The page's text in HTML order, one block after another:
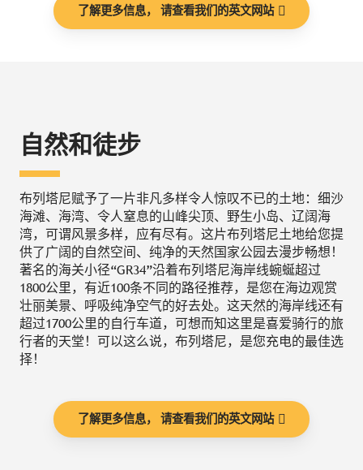
了解更多信息， 请查看我们的英文网站
自然和徒步
布列塔尼赋予了一片非凡多样令人惊叹不已的土地：细沙
海滩、海湾、令人窒息的山峰尖顶、野生小岛、辽阔海
湾，可谓风景多样，应有尽有。这片布列塔尼土地给您提
供了广阔的自然空间、纯净的天然国家公园去漫步畅想！
著名的海关小径“GR34”沿着布列塔尼海岸线蜿蜒超过
1800公里，有近100条不同的路径推荐，是您在海边观赏
壮丽美景、呼吸纯净空气的好去处。这天然的海岸线还有
超过1700公里的自行车道，可想而知这里是喜爱骑行的旅
行者的天堂！可以这么说，布列塔尼，是您充电的最佳选
择！
了解更多信息， 请查看我们的英文网站